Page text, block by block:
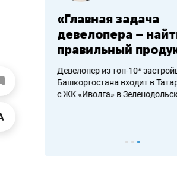
аксакалов и
«Главная задача
девелопера –
правильный
Девелопер из топ-10*
Башкортостана входит в
с ЖК «Иволга» в